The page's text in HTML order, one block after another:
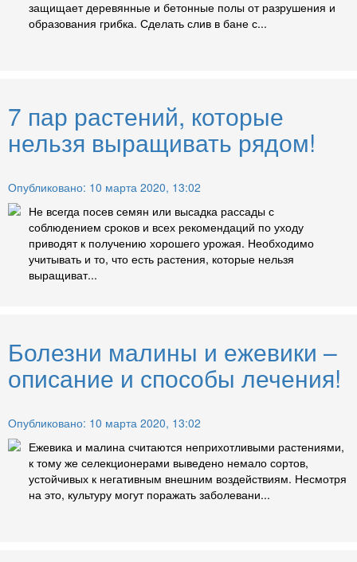
защищает деревянные и бетонные полы от разрушения и
образования грибка. Сделать слив в бане с...
7 пар растений, которые
нельзя выращивать рядом!
Опубликовано: 10 марта 2020, 13:02
Не всегда посев семян или высадка рассады с
соблюдением сроков и всех рекомендаций по уходу
приводят к получению хорошего урожая. Необходимо
учитывать и то, что есть растения, которые нельзя
выращиват...
Болезни малины и ежевики –
описание и способы лечения!
Опубликовано: 10 марта 2020, 13:02
Ежевика и малина считаются неприхотливыми растениями,
к тому же селекционерами выведено немало сортов,
устойчивых к негативным внешним воздействиям. Несмотря
на это, культуру могут поражать заболевани...